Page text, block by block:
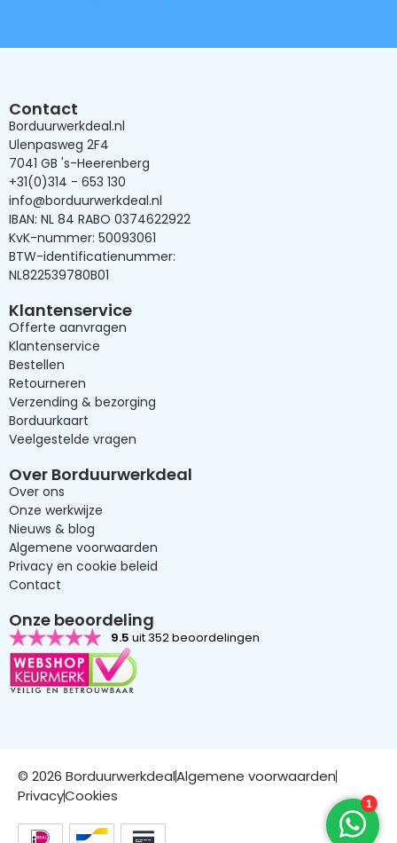
Contact
Borduurwerkdeal.nl
Ulenpasweg 2F4
7041 GB 's-Heerenberg
+31(0)314 - 653 130
info@borduurwerkdeal.nl
IBAN: NL 84 RABO 0374622922
KvK-nummer: 50093061
BTW-identificatienummer:
NL822539780B01
Klantenservice
Offerte aanvragen
Klantenservice
Bestellen
Retourneren
Verzending & bezorging
Borduurkaart
Veelgestelde vragen
Over Borduurwerkdeal
Over ons
Onze werkwijze
Nieuws & blog
Algemene voorwaarden
Privacy en cookie beleid
Contact
Onze beoordeling
9.5 uit 352 beoordelingen
© 2026 BorduurwerkdealAlgemene voorwaarden
PrivacyCookies